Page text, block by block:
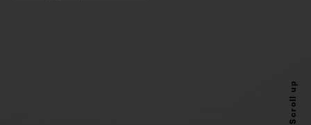
Scroll up